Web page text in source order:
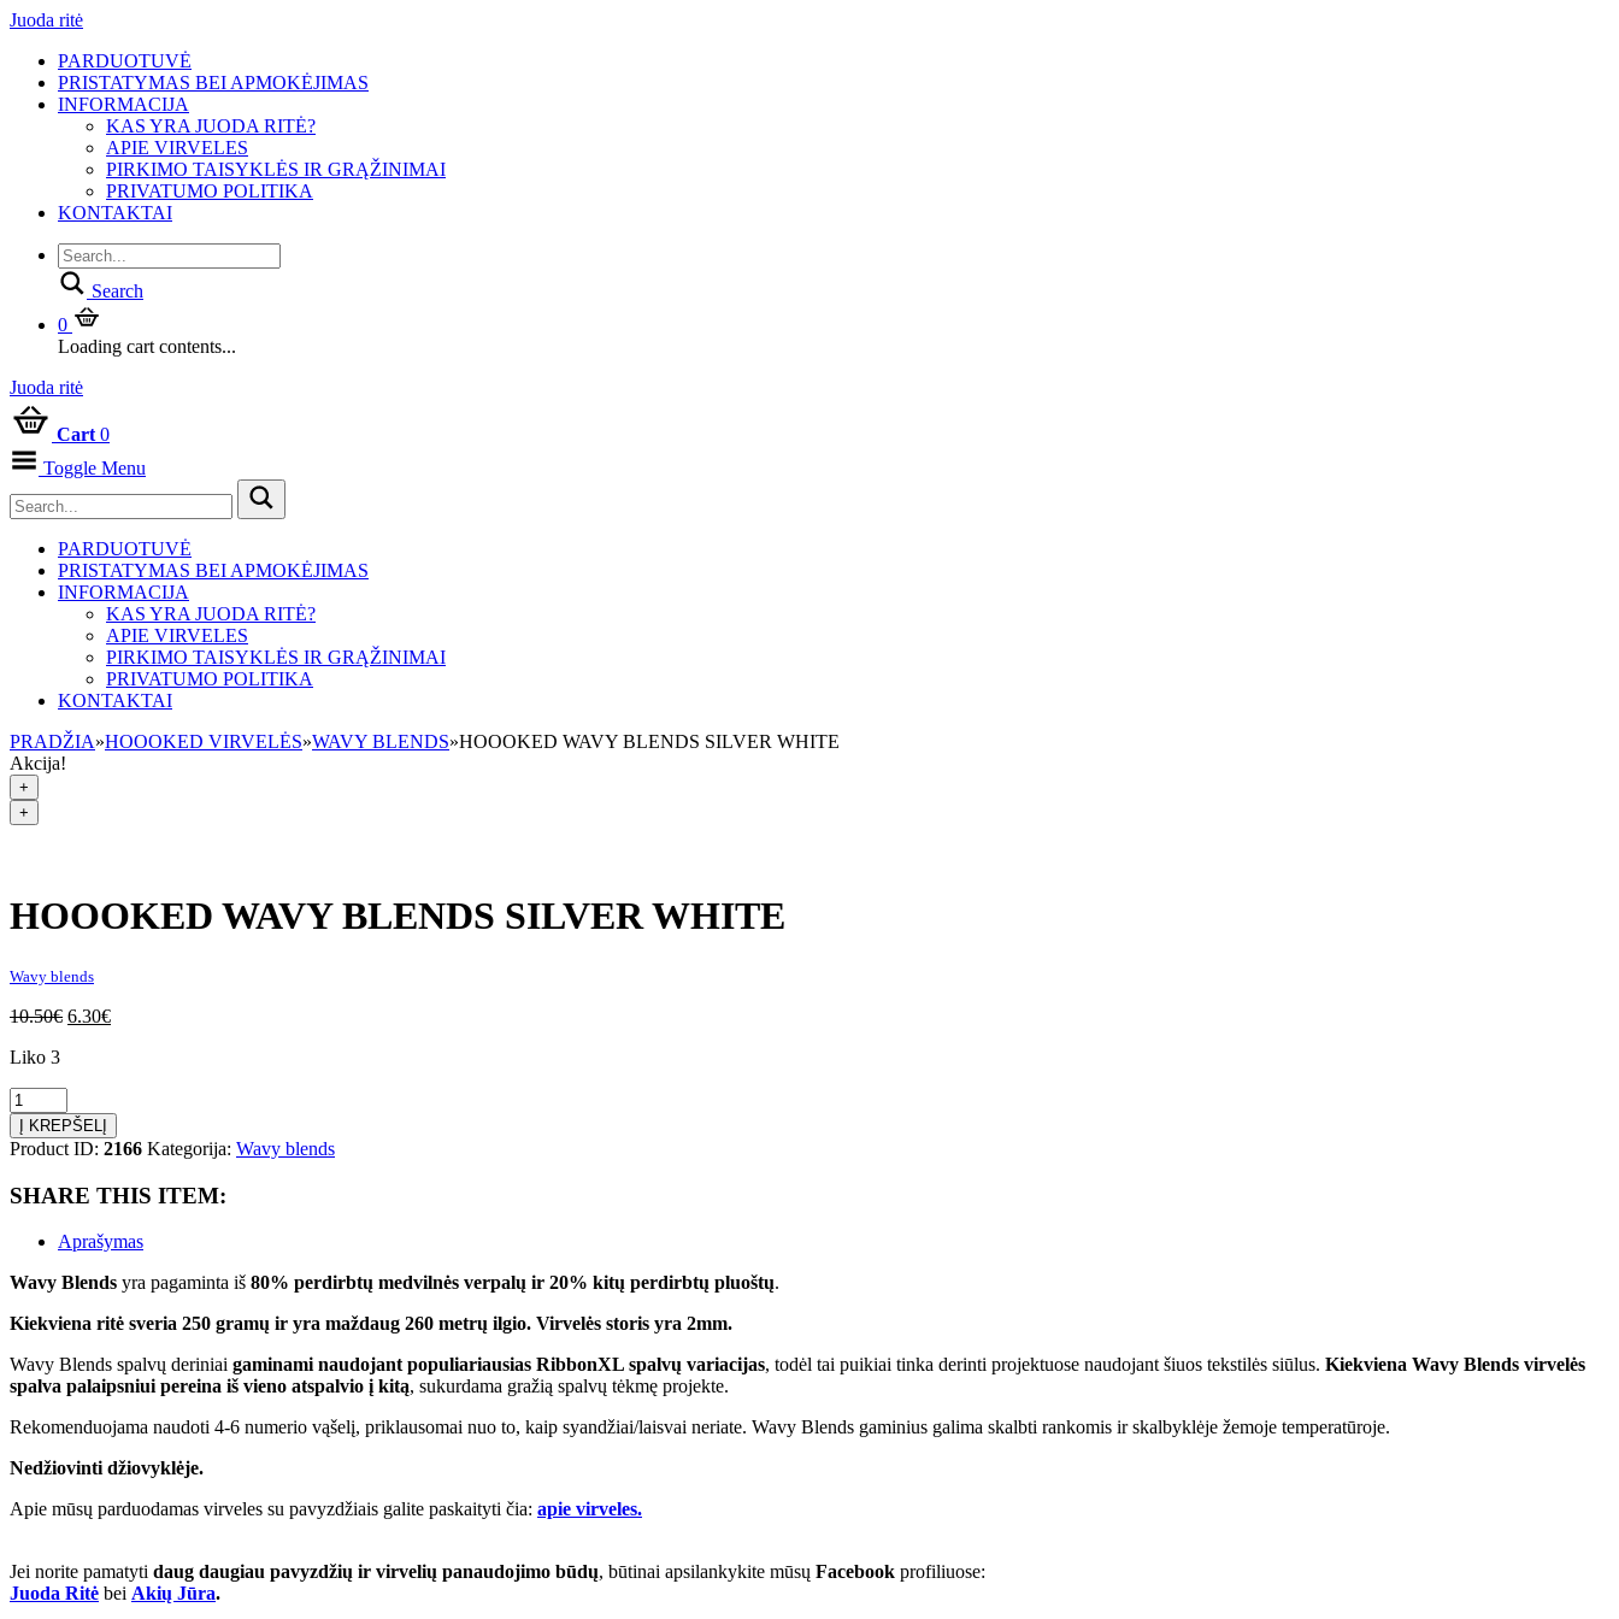
Juoda ritė
PARDUOTUVĖ
PRISTATYMAS BEI APMOKĖJIMAS
INFORMACIJA
KAS YRA JUODA RITĖ?
APIE VIRVELES
PIRKIMO TAISYKLĖS IR GRĄŽINIMAI
PRIVATUMO POLITIKA
KONTAKTAI
Search
0
Loading cart contents...
Juoda ritė
Cart 0
Toggle Menu
PARDUOTUVĖ
PRISTATYMAS BEI APMOKĖJIMAS
INFORMACIJA
KAS YRA JUODA RITĖ?
APIE VIRVELES
PIRKIMO TAISYKLĖS IR GRĄŽINIMAI
PRIVATUMO POLITIKA
KONTAKTAI
PRADŽIA»HOOOKED VIRVELĖS»WAVY BLENDS»HOOOKED WAVY BLENDS SILVER WHITE
Akcija!
+
+
HOOOKED WAVY BLENDS SILVER WHITE
Wavy blends
10.50€ 6.30€
Liko 3
produkto
kiekis:
Hoooked
Wavy
Blends
Silver
Į KREPŠELĮ
Product ID: 2166 Kategorija: Wavy blends
SHARE THIS ITEM:
Aprašymas
Wavy Blends yra pagaminta iš 80% perdirbtų medvilnės verpalų ir 20% kitų perdirbtų pluoštų.
Kiekviena ritė sveria 250 gramų ir yra maždaug 260 metrų ilgio. Virvelės storis yra 2mm.
Wavy Blends spalvų deriniai gaminami naudojant populiariausias RibbonXL spalvų variacijas, todėl tai puikiai tinka derinti projektuose naudojant šiuos tekstilės siūlus. Kiekviena Wavy Blends virvelės
spalva palaipsniui pereina iš vieno atspalvio į kitą, sukurdama gražią spalvų tėkmę projekte.
Rekomenduojama naudoti 4-6 numerio vąšelį, priklausomai nuo to, kaip syandžiai/laisvai neriate. Wavy Blends gaminius galima skalbti rankomis ir skalbyklėje žemoje temperatūroje.
Nedžiovinti džiovyklėje.
Apie mūsų parduodamas virveles su pavyzdžiais galite paskaityti čia: apie virveles.
Jei norite pamatyti daug daugiau pavyzdžių ir virvelių panaudojimo būdų, būtinai apsilankykite mūsų Facebook profiliuose:
Juoda Ritė bei Akių Jūra.